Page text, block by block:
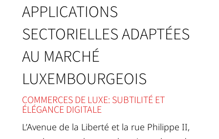
APPLICATIONS
SECTORIELLES ADAPTÉES
AU MARCHÉ
LUXEMBOURGEOIS
COMMERCES DE LUXE: SUBTILITÉ ET
ÉLÉGANCE DIGITALE
L’Avenue de la Liberté et la rue Philippe II,